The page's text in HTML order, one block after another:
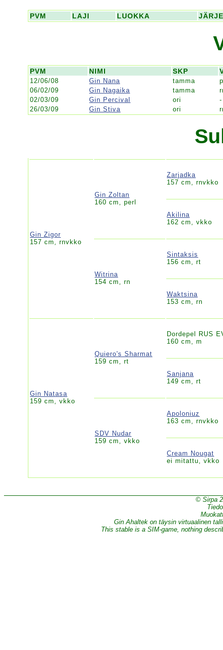
PVM LAJI LUOKKA
PVM NIMI SKP
12/06/08 Gin Nana tamma
06/02/09
Gin Nagaika tamma
02/03/09
Gin Percival ori
-
26/03/09
Gin Stiva ori
Gin Zigor
157 cm, rnvkko
Gin Zoltan
160 cm, perl
Zarjadka
157 cm, rnvkko
Akilina
162 cm, vkko
Witrina
154 cm, rn
Sintaksis
156 cm, rt
Waktsina
153 cm, rn
Gin Natasa
159 cm, vkko
Quiero's Sharmat
159 cm, rt
Dordepel RUS
160 cm, m
Sanjana
149 cm, rt
SDV Nudar
159 cm, vkko
Apoloniuz
163 cm, rnvkko
Cream Nougat
ei mitattu, vkko
© Sirpa
Gin Ahaltek on täysin virtuaalinen
This stable is a SIM-game, nothing